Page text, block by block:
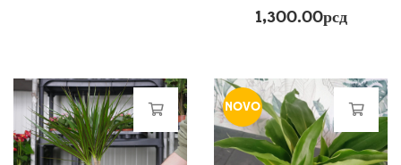
1,300.00рсд
NOVO